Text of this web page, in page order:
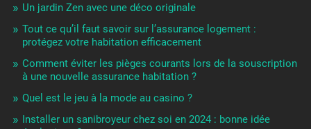
Un jardin Zen avec une déco originale
Tout ce qu’il faut savoir sur l’assurance logement :
protégez votre habitation efficacement
Comment éviter les pièges courants lors de la souscription
à une nouvelle assurance habitation ?
Quel est le jeu à la mode au casino ?
Installer un sanibroyeur chez soi en 2024 : bonne idée